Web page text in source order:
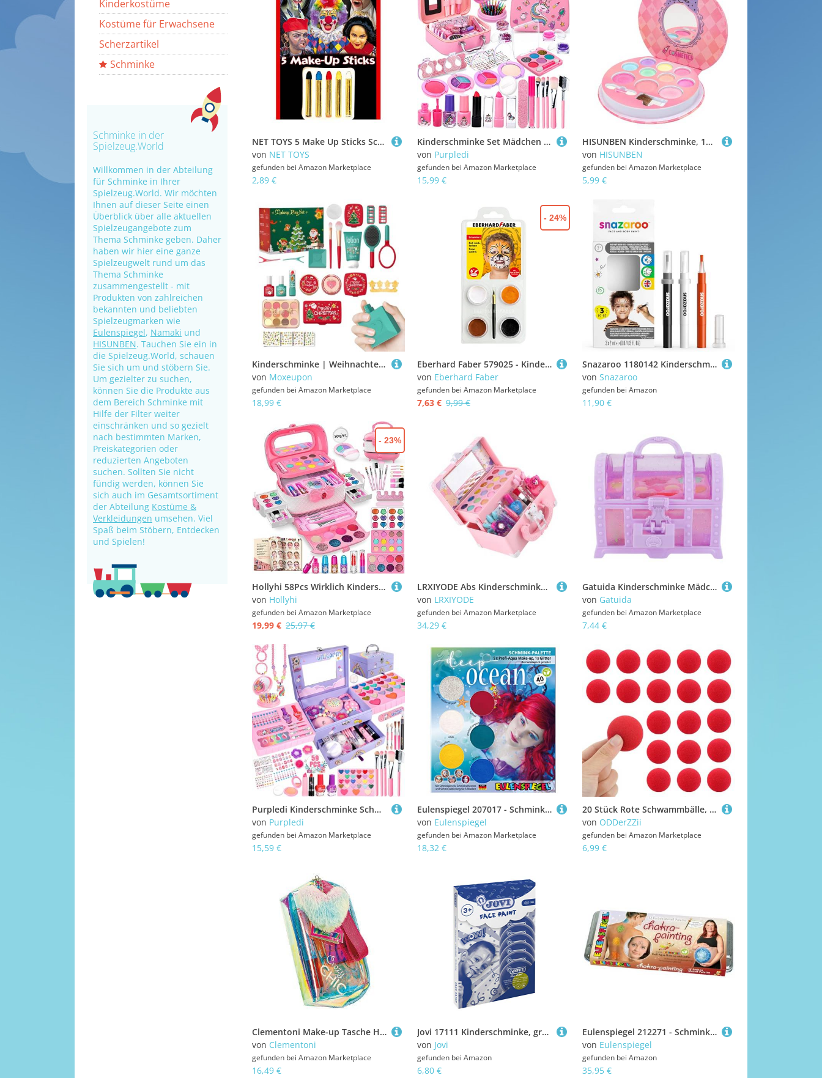
Kinderkostüme
Kostüme für Erwachsene
Scherzartikel
Schminke
Schminke in der
Spielzeug.World
Willkommen in der Abteilung
für Schminke in Ihrer
Spielzeug.World. Wir möchten
Ihnen auf dieser Seite einen
Überblick über alle aktuellen
Spielzeugangebote zum
Thema Schminke geben. Daher
haben wir hier eine ganze
Spielzeugwelt rund um das
Thema Schminke
zusammengestellt - mit
Produkten von zahlreichen
bekannten und beliebten
Spielzeugmarken wie
Eulenspiegel, Namaki und
HISUNBEN. Tauchen Sie ein in
die Spielzeug.World, schauen
Sie sich um und stöbern Sie.
Um gezielter zu suchen,
können Sie die Produkte aus
dem Bereich Schminke mit
Hilfe der Filter weiter
einschränken und so gezielt
nach bestimmten Marken,
Preiskategorien oder
reduzierten Angeboten
suchen. Sollten Sie nicht
fündig werden, können Sie
sich auch im Gesamtsortiment
der Abteilung Kostüme &
Verkleidungen umsehen. Viel
Spaß beim Stöbern, Entdecken
und Spielen!
NET TOYS 5 Make Up Sticks Schminke Karneval Fasching Faschingsschminke Karnevalsschminke Schminkstifte Schminkset
von NET TOYS
gefunden bei Amazon Marketplace
2,89 €
Kinderschminke Set Mädchen , Waschbar Make up Spielzeug für Mädchen Kinder, Mädchen Schminke Makeup Set Rollenspiel Geschenk für Mädchen 4 5 6 7 8 9 Jahre Weihnachts Geburtstags Geschenke (35pcs)
von Purpledi
gefunden bei Amazon Marketplace
15,99 €
HISUNBEN Kinderschminke, 10 Farben Kinderschminke Set Mädchen, Waschbares, Sicheres und Ungiftiges Schminkset, Geeignet für Weihnachten, Geburtstag, Karnevalsgeschenke für Kinder,Handwerk Box-1
von HISUNBEN
gefunden bei Amazon Marketplace
5,99 €
Kinderschminke | Weihnachten Mädchen Spielzeug Spielkosmetik Set | Geruchloses Spielmake-up Set für Vorschule Kinderkrippe Zuhause Mädchen 3-5 Kindergarten Spielzimmer |
von Moxeupon
gefunden bei Amazon Marketplace
18,99 €
Eberhard Faber 579025 - Kinderschminke Set Tiger, 4 Schminkfarben mit Pinsel und Anleitung
von Eberhard Faber
gefunden bei Amazon Marketplace
7,63 € 9,99 €
- 24%
Snazaroo 1180142 Kinderschminke, Schminkstift mit Pinselspitze, 3 Farben Set Halloween, schwarz/weiß/orange
von Snazaroo
gefunden bei Amazon
11,90 €
Hollyhi 58Pcs Wirklich Kinderschminke Set, Sicher Waschbar Schminkkoffer Mädchen Schminke Spielzeug, Geburtstag Weihnachten Kinder Make Up Set Mädchen Geschenke 3 4 5 6 7 8 9 10 11 12 Jahre (Pink)
von Hollyhi
gefunden bei Amazon Marketplace
19,99 € 25,97 €
- 23%
LRXIYODE Abs Kinderschminke Set Mädchen Abwaschbar Sicher Farbenfroh Kreatives Rollenspiel Geschenk
von LRXIYODE
gefunden bei Amazon Marketplace
34,29 €
Gatuida Kinderschminke Mädchen Spielset Simulation Schminkbox mit Zubehör für Rollenspiele Geburtstagsfeiern und Fantasievolles Sicher und Ungiftig für Junge Mädchen Ab Zufällige Farbe
von Gatuida
gefunden bei Amazon Marketplace
7,44 €
Purpledi Kinderschminke Schminkkoffer Mädchen Schminke Kinder - 59pcs Waschbar Schminke Kinder Make Up Set Mädchen Spielzeug Weihnachts Geburtstags Geschenke für Mädchen 4 5 6 7 8 9 10 11 12 Jahre
von Purpledi
gefunden bei Amazon Marketplace
15,59 €
Eulenspiegel 207017 - Schmink-Palette Deep Ocean, Anleitung für 5 Meeres Masken, Kinderschminke, Faschingsschminke
von Eulenspiegel
gefunden bei Amazon Marketplace
18,32 €
20 Stück Rote Schwammbälle, Clownsnasen Rot, Schaumstoffball Klein, Magic Sponge Balls, Clown Nase, Bälle Rot Aus Schaumstoff, Sponge Balls Magic für Fasching, Kinderschminke, Partys, Magic Requisiten
von ODDerZZii
gefunden bei Amazon Marketplace
6,99 €
Clementoni Make-up Tasche Herz kreatives Spielzeug mit Kinderschminke
von Clementoni
gefunden bei Amazon Marketplace
16,49 €
Jovi 17111 Kinderschminke, grün
von Jovi
gefunden bei Amazon
6,80 €
Eulenspiegel 212271 - Schminkpalette Chakra Painting, 12 Profi Aqua Make-up Farben, 2 Pinsel, 3 Schwämme
von Eulenspiegel
gefunden bei Amazon
35,95 €